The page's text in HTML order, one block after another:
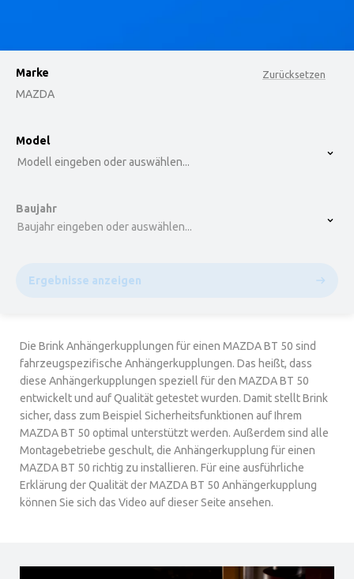
Zurücksetzen
Marke
MAZDA
option , selected.
Model
Modell eingeben oder auswählen...
Baujahr
Baujahr eingeben oder auswählen...
Ergebnisse anzeigen
Die Brink Anhängerkupplungen für einen MAZDA BT 50 sind
fahrzeugspezifische Anhängerkupplungen. Das heißt, dass
diese Anhängerkupplungen speziell für den MAZDA BT 50
entwickelt und auf Qualität getestet wurden. Damit stellt Brink
sicher, dass zum Beispiel Sicherheitsfunktionen auf Ihrem
MAZDA BT 50 optimal unterstützt werden. Außerdem sind alle
Montagebetriebe geschult, die Anhängerkupplung für einen
MAZDA BT 50 richtig zu installieren. Für eine ausführliche
Erklärung der Qualität der MAZDA BT 50 Anhängerkupplung
können Sie sich das Video auf dieser Seite ansehen.